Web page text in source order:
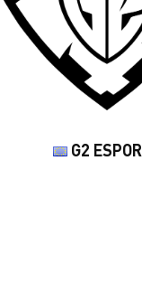
G2